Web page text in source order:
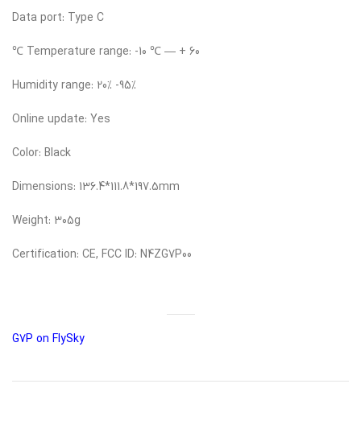
Data port: Type C
Temperature range: -10 ℃ — + 60 ℃
Humidity range: 20% -95%
Online update: Yes
Color: Black
Dimensions: 136.4*111.8*197.5mm
Weight: 305g
Certification: CE, FCC ID: N4ZG7P00
G7P on FlySky